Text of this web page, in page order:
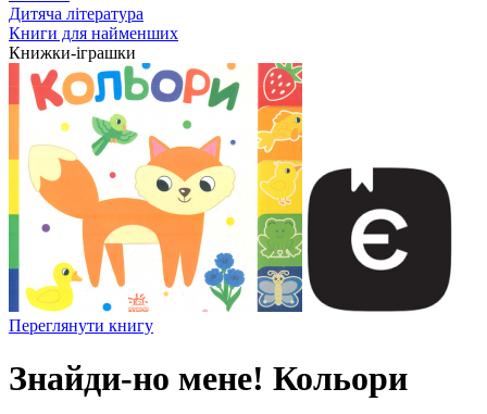
Дитяча література
Книги для найменших
Книжки-іграшки
Переглянути книгу
Знайди-но мене! Кольори